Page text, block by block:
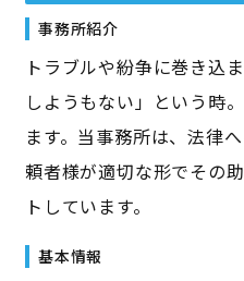
事務所紹介
トラブルや紛争に巻き込
しようもない」という時
ます。当事務所は、法律
頼者様が適切な形でその
トしています。
基本情報